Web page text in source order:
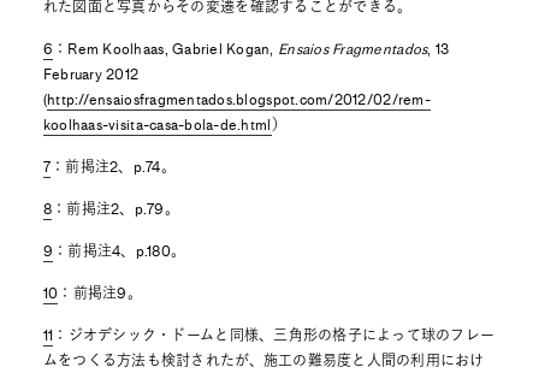
れた図面と写真からその変遷を確認することができる。
6 ：Rem Koolhaas, Gabriel Kogan, Ensaios Fragmentados, 13
February 2012
(http://ensaiosfragmentados.blogspot.com/2012/02/rem-
koolhaas-visita-casa-bola-de.html ）
7 ：前掲注2、p.74。
8 ：前掲注2、p.79。
9 ：前掲注4、p.180。
10 ：前掲注9。
11 ：ジオデシック・ドームと同様、三角形の格子によって球のフレー
ムをつくる方法も検討されたが、施工の難易度と人間の利用におけ